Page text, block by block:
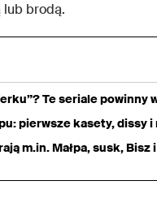
lub brodą.
Te seriale powinny
pierwsze kasety, dissy
m.in. Małpa, susk, Bisz